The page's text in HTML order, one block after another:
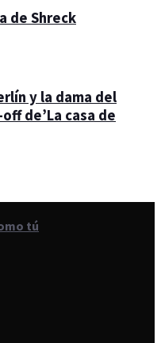
de Shreck
y la dama del
de’La casa de
tú